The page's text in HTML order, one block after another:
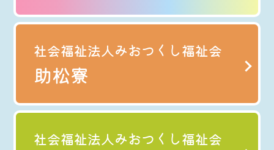
社会福祉法人みおつくし福祉会
助松寮
社会福祉法人みおつくし福祉会